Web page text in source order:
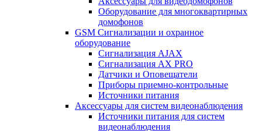
Оборудование для многоквартирных
домофонов
GSM Сигнализации и охранное
оборудование
Сигнализация AJAX
Сигнализация AX PRO
Датчики и Оповещатели
Приборы приемно-контрольные
Источники питания
Аксессуары для систем видеонаблюдения
Источники питания для систем
видеонаблюдения